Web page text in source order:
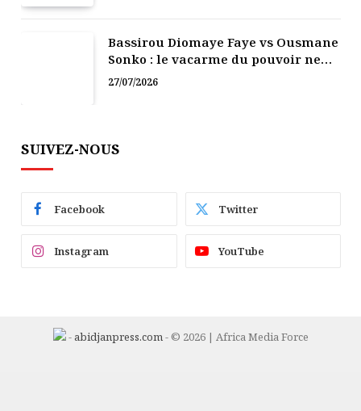
Bassirou Diomaye Faye vs Ousmane
Sonko : le vacarme du pouvoir ne
doit pas faire oublier les liens de la
27/07/2026
SUIVEZ-NOUS
Facebook Twitter
Instagram YouTube
- abidjanpress.com- © 2026 | Africa Media Force